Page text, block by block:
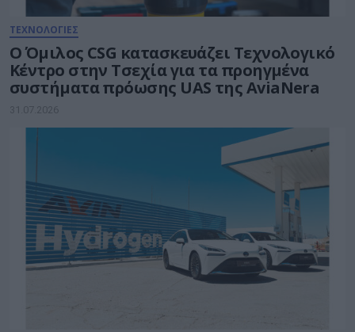
ΤΕΧΝΟΛΟΓΙΕΣ
Ο Όμιλος CSG κατασκευάζει Τεχνολογικό
Κέντρο στην Τσεχία για τα προηγμένα
συστήματα πρόωσης UAS της AviaNera
31.07.2026